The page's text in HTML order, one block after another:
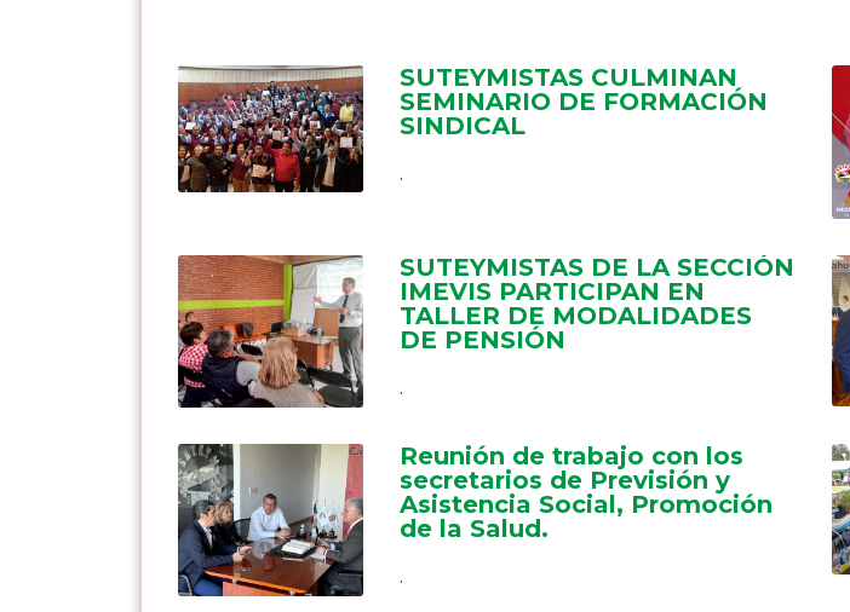
SUTEYMISTAS CULMINAN
SEMINARIO DE FORMACIÓN
SINDICAL
.
SUTEYMISTAS DE LA SECCIÓN
IMEVIS PARTICIPAN EN
TALLER DE MODALIDADES
DE PENSIÓN
.
Reunión de trabajo con los
secretarios de Previsión y
Asistencia Social, Promoción
de la Salud.
.